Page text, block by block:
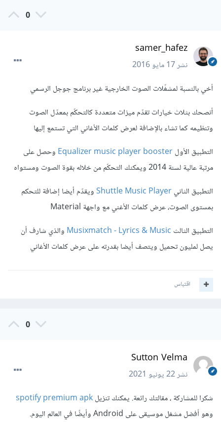
0
samer_hafez
نشر17 مايو 2016
أخي بالنسبة لمشغّلات الصوت الخارجية غير برنامج جوجل الرسمي
أنصحك بثلاث خيارات تقدّم ميزات متعددة كالتحكّم بمعدّل الصوت
وتنظيمه كما تشاء بالإضافة لعرض كلمات الأغاني التي تستمع إليها
التطبيق الأولEqualizer music player boosterوحصل على
مرتبة عالية لسنة 2014 ويمكنك التحكّم من خلاله بقوة الصوت ومستواه
التطبيق الثانيShuttle Music Playerويقدّم أيضا إضافة للتحكم
بمستوى الصوت، عرض كلمات الأغني مع واجهة Material
التطبيق الثالث Musixmatch - Lyrics & Musicوالذي شارف أن
يصل لمليون تحميل ويتصف أيضا بقدرته على عرض كلمات الأغاني
اقتباس
0
Sutton Velma
نشر22 يونيو 2021
شكرا للمشاركة ، مقالتك رائعة. يمكنك تنزيلspotify premium apk
وهو أفضل مشغل موسيقى على Android وأيضًا في العالم اليوم.